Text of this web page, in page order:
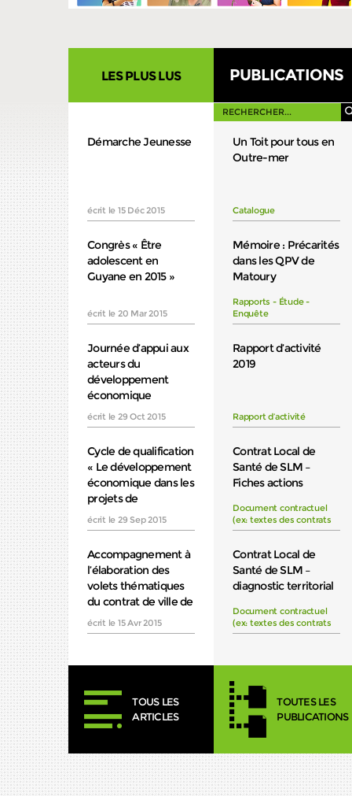
LES PLUS LUS PUBLICATIONS
Démarche Jeunesse
écrit le 15 Déc 2015
Congrès « Être
adolescent en
Guyane en 2015 »
écrit le 20 Mar 2015
Journée d’appui aux
acteurs du
développement
économique
écrit le 29 Oct 2015
Cycle de qualification
« Le développement
économique dans les
projets de
renouvellement
urbain »
écrit le 29 Sep 2015
Accompagnement à
l’élaboration des
volets thématiques
du contrat de ville de
Kourou
écrit le 15 Avr 2015
Un Toit pour tous en
Outre-mer
Catalogue
Mémoire : Précarités
dans les QPV de
Matoury
Rapports - Étude -
Enquête
Rapport d’activité
2019
Rapport d’activité
Contrat Local de
Santé de SLM –
Fiches actions
Document contractuel
(ex: textes des contrats
de ville, CLS…)
Contrat Local de
Santé de SLM –
diagnostic territorial
Document contractuel
(ex: textes des contrats
de ville, CLS…)
TOUS LES
ARTICLES
TOUTES LES
PUBLICATIONS